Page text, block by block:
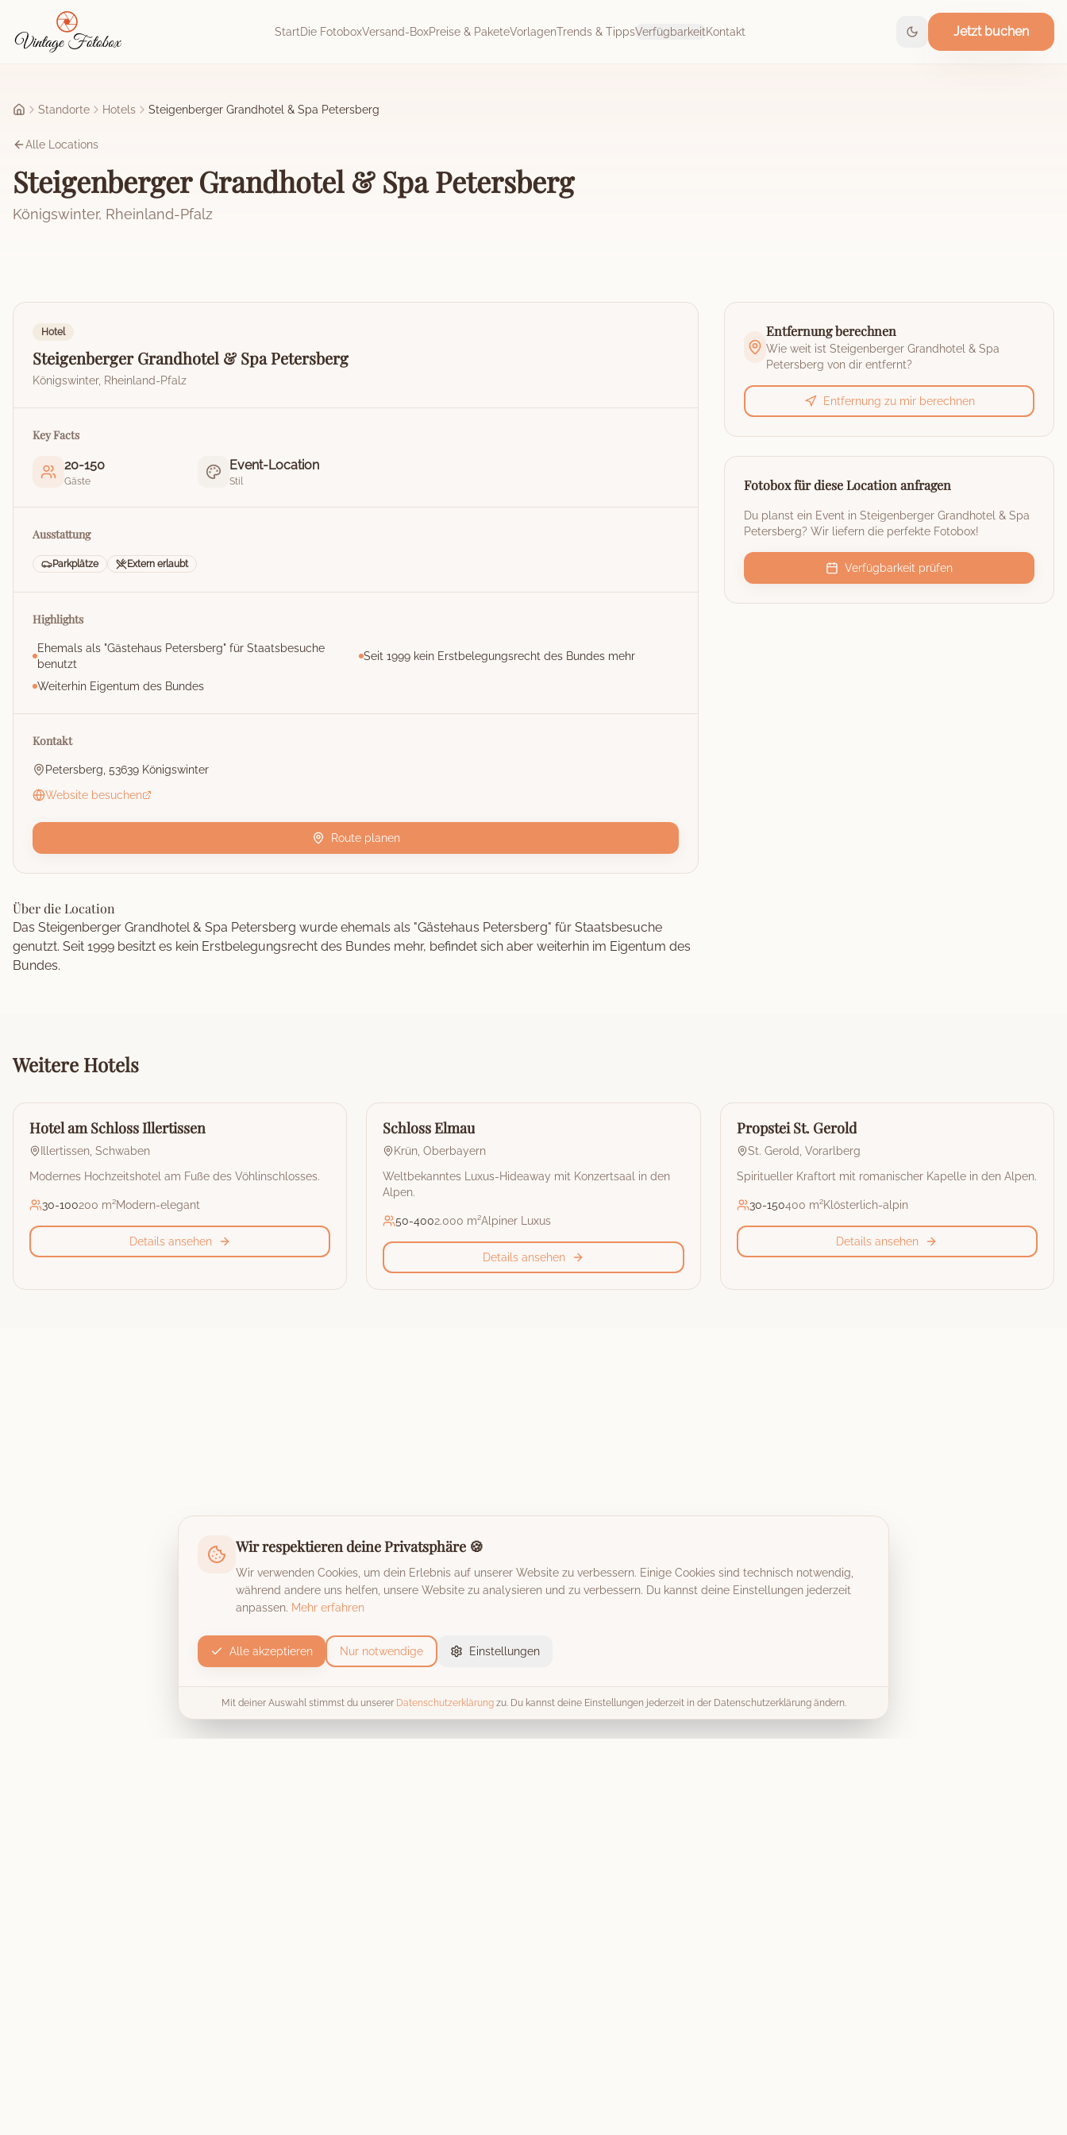
Wir respektieren deine Privatsphäre 🍪
Wir verwenden Cookies, um dein Erlebnis auf unserer Website zu verbessern. Einige Cookies sind technisch notwendig,
während andere uns helfen, unsere Website zu analysieren und zu verbessern. Du kannst deine Einstellungen jederzeit
anpassen. Mehr erfahren
Alle akzeptieren Nur notwendige Einstellungen
Mit deiner Auswahl stimmst du unserer Datenschutzerklärung zu. Du kannst deine Einstellungen jederzeit in der Datenschutzerklärung ändern.
Zum Hauptinhalt springen
StartDie FotoboxVersand-BoxPreise & PaketeVorlagenTrends & TippsVerfügbarkeitKontakt Jetzt buchen
Startseite
Standorte Hotels Steigenberger Grandhotel & Spa Petersberg
Alle Locations
Steigenberger Grandhotel & Spa Petersberg
Königswinter, Rheinland-Pfalz
Hotel
Steigenberger Grandhotel & Spa Petersberg
Königswinter, Rheinland-Pfalz
Key Facts
20-150
Gäste
Event-Location
Stil
Ausstattung
Parkplätze Extern erlaubt
Highlights
Ehemals als "Gästehaus Petersberg" für Staatsbesuche
benutzt
Seit 1999 kein Erstbelegungsrecht des Bundes mehr
Weiterhin Eigentum des Bundes
Kontakt
Petersberg, 53639 Königswinter
Website besuchen
Route planen
Über die Location
Das Steigenberger Grandhotel & Spa Petersberg wurde ehemals als "Gästehaus Petersberg" für Staatsbesuche
genutzt. Seit 1999 besitzt es kein Erstbelegungsrecht des Bundes mehr, befindet sich aber weiterhin im Eigentum des
Bundes.
Entfernung berechnen
Wie weit istSteigenberger Grandhotel & Spa
Petersberg von dir entfernt?
Entfernung zu mir berechnen
Fotobox für diese Location anfragen
Du planst ein Event in Steigenberger Grandhotel & Spa
Petersberg? Wir liefern die perfekte Fotobox!
Verfügbarkeit prüfen
Weitere Hotels
🏰
Hotel
Hotel am Schloss Illertissen
Illertissen Schwaben
Modernes Hochzeitshotel am Fuße des Vöhlinschlosses.
30-100200 m²Modern-elegant
Details ansehen
🏰
Hotel
Schloss Elmau
Krün ,Oberbayern
Weltbekanntes Luxus-Hideaway mit Konzertsaal in den
Alpen.
50-4002.000 m²Alpiner Luxus
Details ansehen
🏰
Hotel
Propstei St. Gerold
St. Gerold Vorarlberg
Spiritueller Kraftort mit romanischer Kapelle in den Alpen.
30-150400 m²Klösterlich-alpin
Details ansehen